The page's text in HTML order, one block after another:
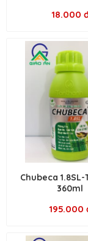
18.000
Chubeca 1.8SL-
360ml
195.000